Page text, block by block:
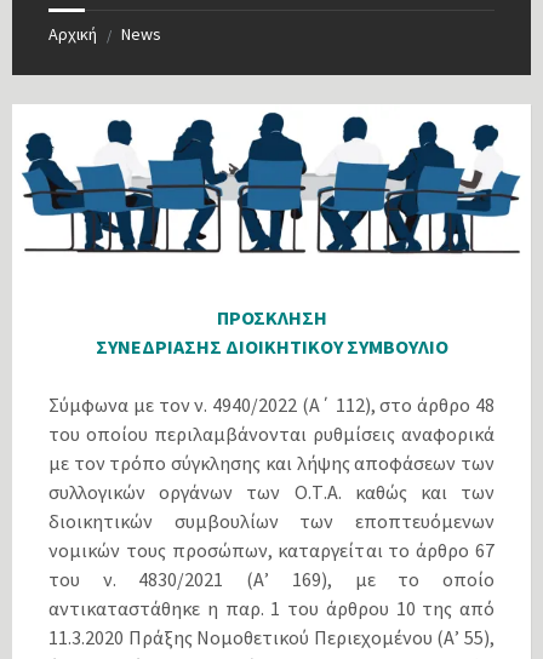
Αρχική / News
ΠΡΟΣΚΛΗΣΗ
ΣΥΝΕΔΡΙΑΣΗΣ ΔΙΟΙΚΗΤΙΚΟΥ ΣΥΜΒΟΥΛΙΟ
Σύμφωνα με τον ν. 4940/2022 (Α΄ 112), στο άρθρο 48
του οποίου περιλαμβάνονται ρυθμίσεις αναφορικά
με τον τρόπο σύγκλησης και λήψης αποφάσεων των
συλλογικών οργάνων των Ο.Τ.Α. καθώς και των
διοικητικών συμβουλίων των εποπτευόμενων
νομικών τους προσώπων, καταργείται το άρθρο 67
του ν. 4830/2021 (Α’ 169), με το οποίο
αντικαταστάθηκε η παρ. 1 του άρθρου 10 της από
11.3.2020 Πράξης Νομοθετικού Περιεχομένου (Α’ 55),